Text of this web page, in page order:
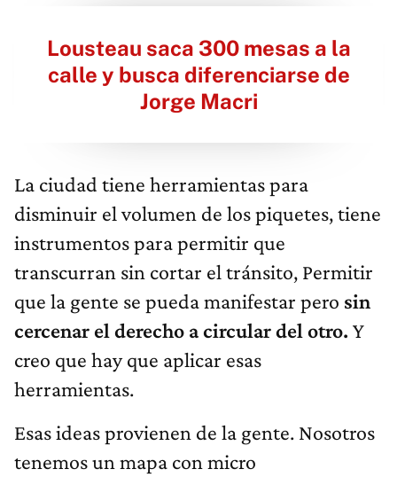
Lousteau saca 300 mesas a la
calle y busca diferenciarse de
Jorge Macri
La ciudad tiene herramientas para
disminuir el volumen de los piquetes, tiene
instrumentos para permitir que
transcurran sin cortar el tránsito, Permitir
que la gente se pueda manifestar pero sin
cercenar el derecho a circular del otro. Y
creo que hay que aplicar esas
herramientas.
Esas ideas provienen de la gente. Nosotros
tenemos un mapa con micro